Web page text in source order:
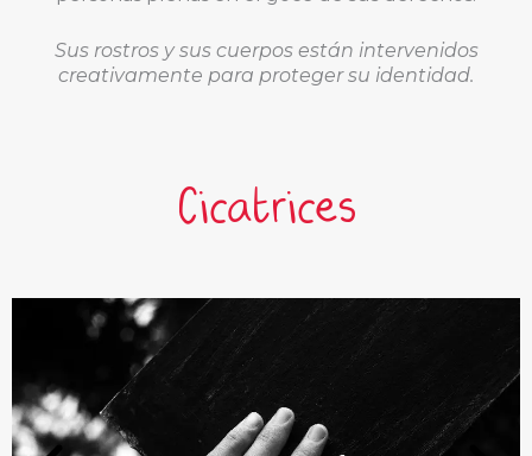
Sus rostros y sus cuerpos están intervenidos
creativamente para proteger su identidad.
Cicatrices